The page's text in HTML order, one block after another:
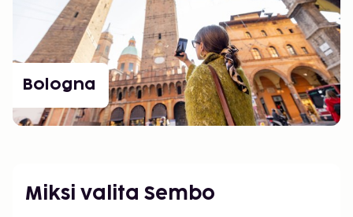
Bologna
Miksi valita Sembo